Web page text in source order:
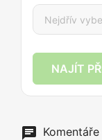
NAJÍT
Komentáře